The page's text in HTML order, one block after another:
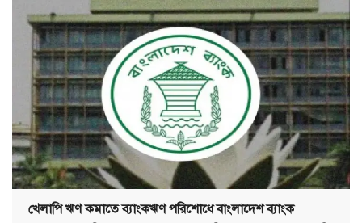
খেলাপি ঋণ কমাতে ব্যাংকঋণ পরিশোধে বাংলাদেশ ব্যাংক